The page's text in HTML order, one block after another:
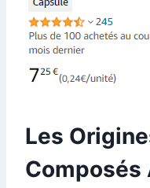
Les
Composés